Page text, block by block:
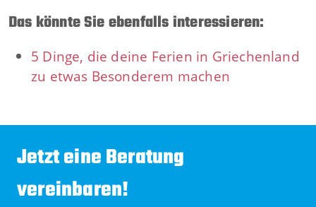
Das könnte Sie ebenfalls interessieren:
5 Dinge, die deine Ferien in Griechenland
zu etwas Besonderem machen
Jetzt eine Beratung
vereinbaren!